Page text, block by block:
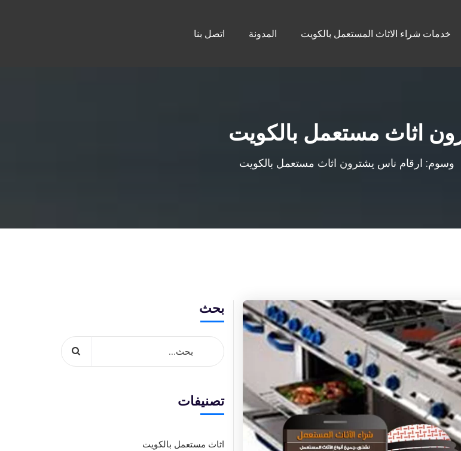
خدمات شراء الاثاث المستعمل بالكويت المدونة اتصل بنا
اثاث مستعمل بالكويت
وسوم: ارقام ناس يشترون اثاث مستعمل بالكويت
بحث
تصنيفات
اثاث مستعمل بالكويت